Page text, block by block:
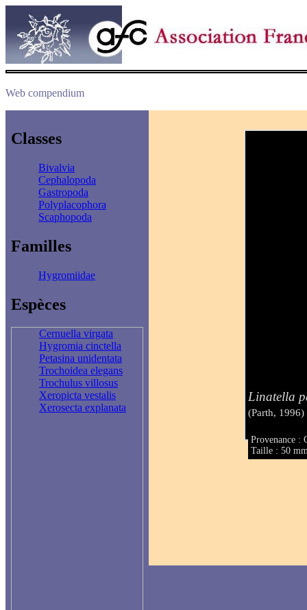
Web compendium
Classes
Bivalvia
Cephalopoda
Gastropoda
Polyplacophora
Scaphopoda
Familles
Hygromiidae
Espèces
Cernuella virgata
Hygromia cinctella
Petasina unidentata
Trochoidea elegans
Trochulus villosus
Xeropicta vestalis
Xerosecta explanata
Linatella
(Parth, 1996)
Provenance :
Taille : 50